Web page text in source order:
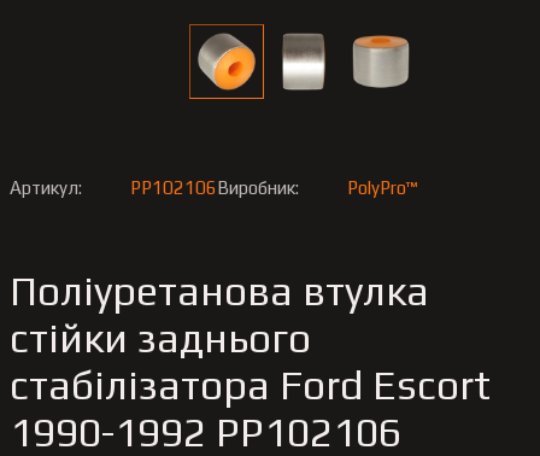
Артикул: PP102106Виробник: PolyPro™
Поліуретанова втулка
стійки заднього
стабілізатора Ford Escort
1990-1992 PP102106